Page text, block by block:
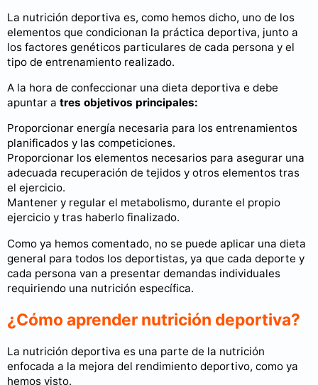
La nutrición deportiva es, como hemos dicho, uno de los
elementos que condicionan la práctica deportiva, junto a
los factores genéticos particulares de cada persona y el
tipo de entrenamiento realizado.
A la hora de confeccionar una dieta deportiva e debe
apuntar a tres objetivos principales:
Proporcionar energía necesaria para los entrenamientos
planificados y las competiciones.
Proporcionar los elementos necesarios para asegurar una
adecuada recuperación de tejidos y otros elementos tras
el ejercicio.
Mantener y regular el metabolismo, durante el propio
ejercicio y tras haberlo finalizado.
Como ya hemos comentado, no se puede aplicar una dieta
general para todos los deportistas, ya que cada deporte y
cada persona van a presentar demandas individuales
requiriendo una nutrición específica.
¿Cómo aprender nutrición deportiva?
La nutrición deportiva es una parte de la nutrición
enfocada a la mejora del rendimiento deportivo, como ya
hemos visto.